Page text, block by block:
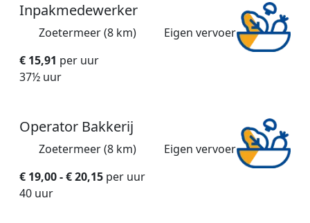
Inpakmedewerker
Zoetermeer (8 km)
Eigen vervoer
€ 15,91 per uur
37½ uur
Operator Bakkerij
Zoetermeer (8 km)
Eigen vervoer
€ 19,00 - € 20,15 per uur
40 uur